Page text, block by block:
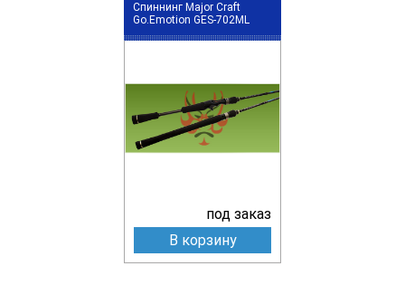
Спиннинг Major Craft
Go.Emotion GES-702ML
под заказ
В корзину